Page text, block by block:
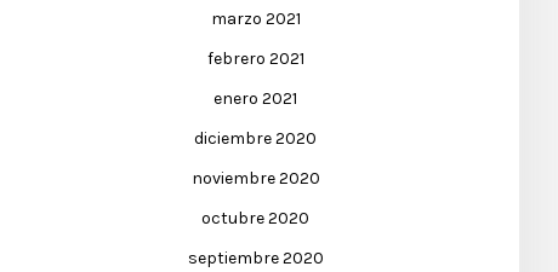
marzo 2021
febrero 2021
enero 2021
diciembre 2020
noviembre 2020
octubre 2020
septiembre 2020